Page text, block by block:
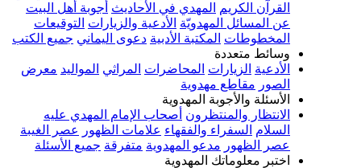
المهدي في الأحاديث أجوبة أهل البيت
المسائل المهدويّة الأدعية والزيارات التوقيعات
المكتبة الأدبية دعوى اليماني جميع الكتب
متعددة
الزيارات المحاضرات المراثي المواليد معرض
مقاطع مهدوية
والأجوبة المهدوية
والمنتظرون أصحاب الإمام المهدي عليه
السفراء والفقهاء علامات الظهور عصر الغيبة
مدعو المهدوية متفرقة جميع الأسئلة
معلوماتك المهدوية